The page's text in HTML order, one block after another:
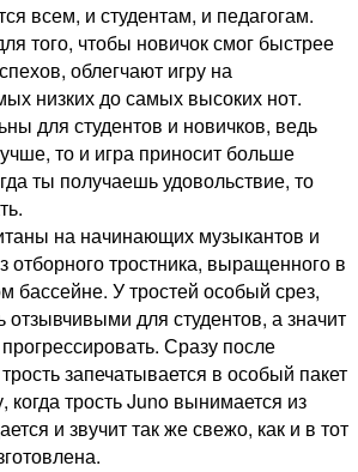
всем, и студентам, и педагогам.
того, чтобы новичок смог быстрее
облегчают игру на
низких до самых высоких нот.
для студентов и новичков, ведь
то и игра приносит больше
ты получаешь удовольствие, то
на начинающих музыкантов и
отборного тростника, выращенного в
бассейне. У тростей особый срез,
для студентов, а значит
Сразу после
запечатывается в особый пакет
когда трость Juno вынимается из
и звучит так же свежо, как и в тот